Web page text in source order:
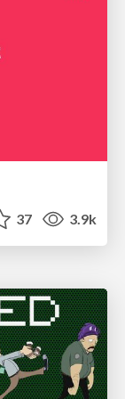
37 3.9k